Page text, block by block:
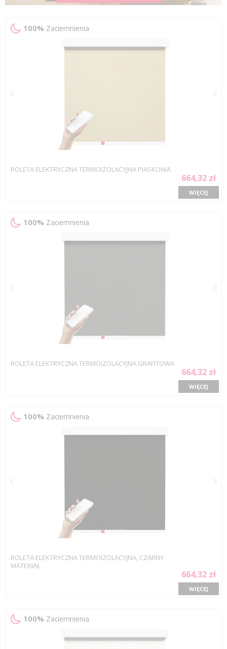
100% Zaciemnienia
ROLETA ELEKTRYCZNA TERMOIZOLACYJNA PIASKOWA
664,32 zł
WIĘCEJ
100% Zaciemnienia
ROLETA ELEKTRYCZNA TERMOIZOLACYJNA GRAFITOWA
664,32 zł
WIĘCEJ
100% Zaciemnienia
ROLETA ELEKTRYCZNA TERMOIZOLACYJNA, CZARNY
MATERIAŁ
664,32 zł
WIĘCEJ
100% Zaciemnienia